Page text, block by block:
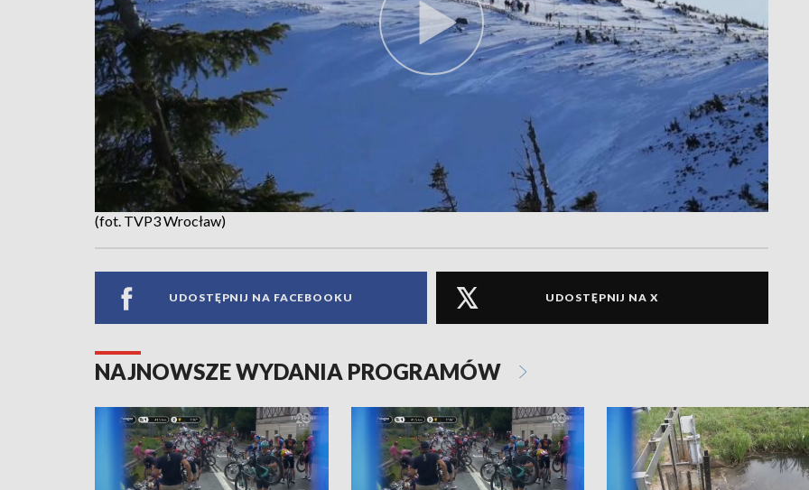
(fot. TVP3 Wrocław)
UDOSTĘPNIJ NA FACEBOOKU UDOSTĘPNIJ NA X
NAJNOWSZE WYDANIA PROGRAMÓW